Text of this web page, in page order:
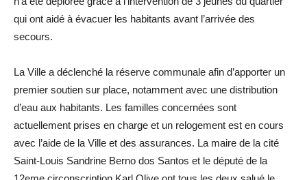
qui ont aidé à évacuer les habitants avant ­l’arrivée des
secours.
La Ville a déclenché la réserve communale afin d’apporter un
premier soutien sur place, notamment avec une distribution
d’eau aux habitants. Les familles concernées sont
actuellement prises en charge et un relogement est en cours
avec l’aide de la Ville et des assurances. La maire de la cité
Saint-Louis Sandrine Berno dos Santos et le député de la